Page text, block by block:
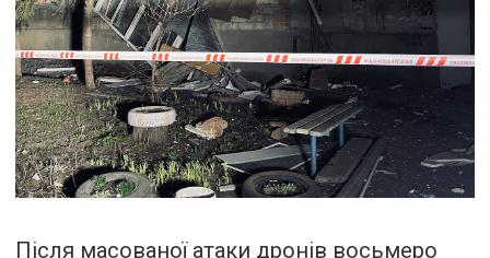
Після масованої атаки дронів восьмеро